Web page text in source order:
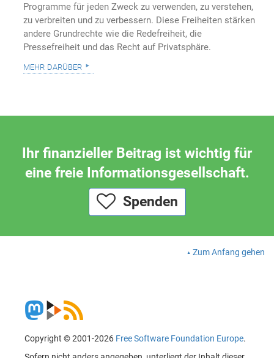
Programme für jeden Zweck zu verwenden, zu verstehen,
zu verbreiten und zu verbessern. Diese Freiheiten stärken
andere Grundrechte wie die Redefreiheit, die
Pressefreiheit und das Recht auf Privatsphäre.
mehr darüber
Ihr finanzieller Beitrag ist wichtig für
eine freie Informationsgesellschaft.
Spenden
Zum Anfang gehen
Copyright © 2001-2026 Free Software Foundation Europe.